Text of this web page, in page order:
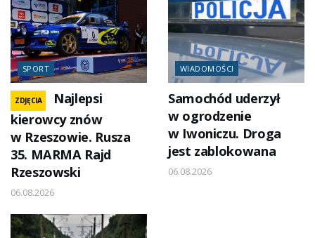
SPORT
ZDJĘCIA
Najlepsi
kierowcy znów
w Rzeszowie. Rusza
35. MARMA Rajd
Rzeszowski
06.08.2026
WIADOMOŚCI
Samochód uderzył
w ogrodzenie
w Iwoniczu. Droga
jest zablokowana
06.08.2026